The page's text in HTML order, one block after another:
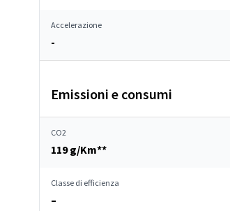
Accelerazione
-
Emissioni e consumi
CO2
119 g/Km**
Classe di efficienza
–